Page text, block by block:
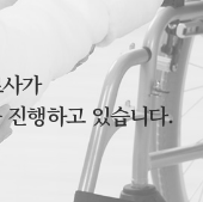
가
행하고 있습니다.